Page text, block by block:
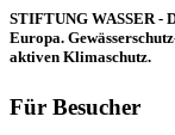
STIFTUNG WASSER -
Europa.
aktiven Klimaschutz.
Für Besucher